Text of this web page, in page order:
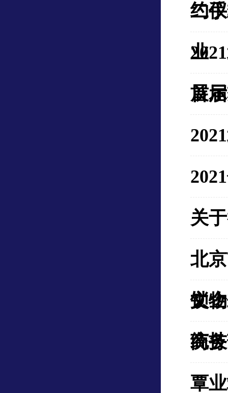
约
二
业
展
首
关
北
锁
文
统
商
覃